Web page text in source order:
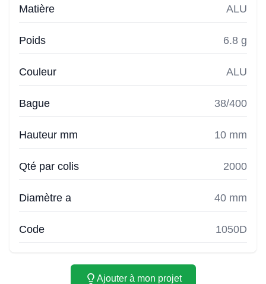
Matière ALU
Poids 6.8 g
Couleur ALU
Bague 38/400
Hauteur mm 10 mm
Qté par colis 2000
Diamètre a 40 mm
Code 1050D
Ajouter à mon projet